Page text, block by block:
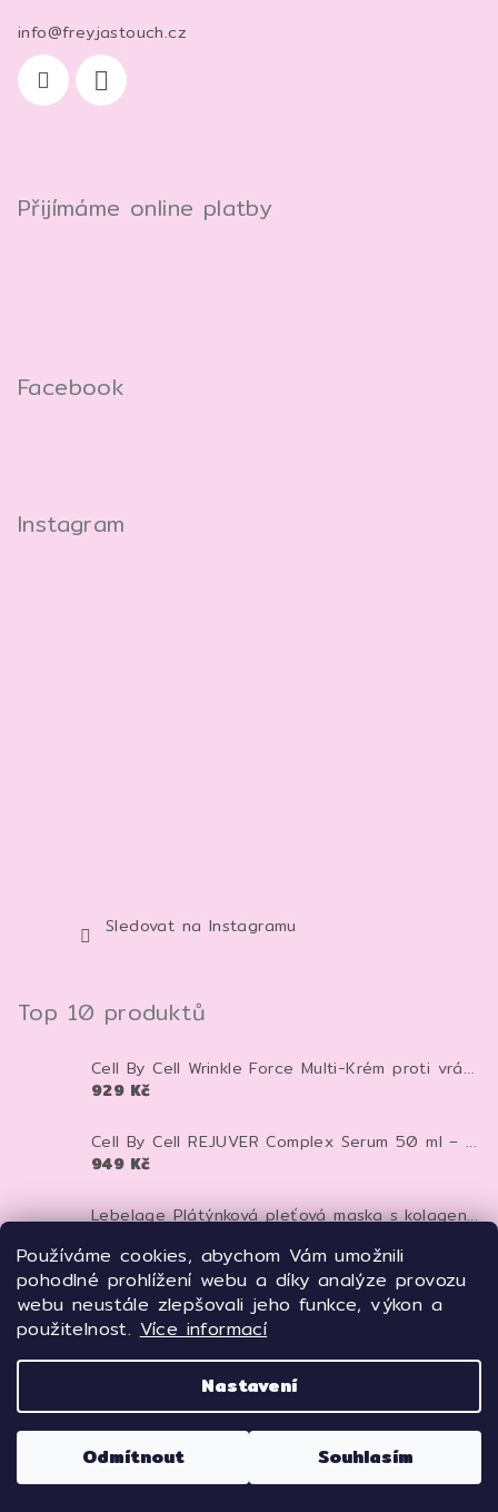
Používáme cookies, abychom Vám umožnili
pohodlné prohlížení webu a díky analýze provozu
webu neustále zlepšovali jeho funkce, výkon a
použitelnost.Více informací
Nastavení
Odmítnout Souhlasím
info@freyjastouch.cz
Přijímáme online platby
Facebook
Instagram
Sledovat na Instagramu
Top 10 produktů
Cell By Cell Wrinkle Force Multi-Krém proti vráskám 100 ml – anti-age krém pro zpevnění a hydrataci pleti
929 Kč
Cell By Cell REJUVER Complex Serum 50 ml – anti-age sérum pro zpevnění a regeneraci pleti
949 Kč
Lebelage Plátýnková pleťová maska s kolagenem Dr. Capsule Collagen Mask Pack 28 ml 1 ks
GLAMFOX Ultra Wrinkleless Peptide Solution Mask 25 g – peptidová pleťová maska pro vyhlazení, hydrataci a pevnější vzhled pleti
45 Kč
Beauty of Joseon - Centella Asiatica Calming Mask - Zklidňující textilní maska - 25 ml
ESHUMI Snail Repair Peptide Mask 23 ml – regenerační plátýnková maska se šnečím mucinem a peptidy pro hydrataci a pevnější pleť
49 Kč